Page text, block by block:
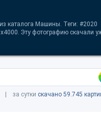
каталога Машины. Теги: #2020
Эту фотографию скачали
| за сутки скачано 59.745